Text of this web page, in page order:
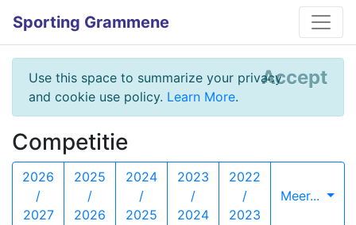
Sporting Grammene
Use this space to summarize your privacy
and cookie use policy. Learn More.
Accept
Competitie
2026
/
2027
2025
/
2026
2024
/
2025
2023
/
2024
2022
/
2023
Meer...